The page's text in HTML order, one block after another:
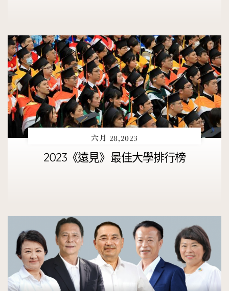
六月 28,2023
2023《遠見》最佳大學排行榜